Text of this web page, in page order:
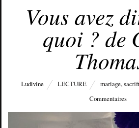
Vous avez
quoi ? de
Ludivine LECTURE mariage,
Commentaires